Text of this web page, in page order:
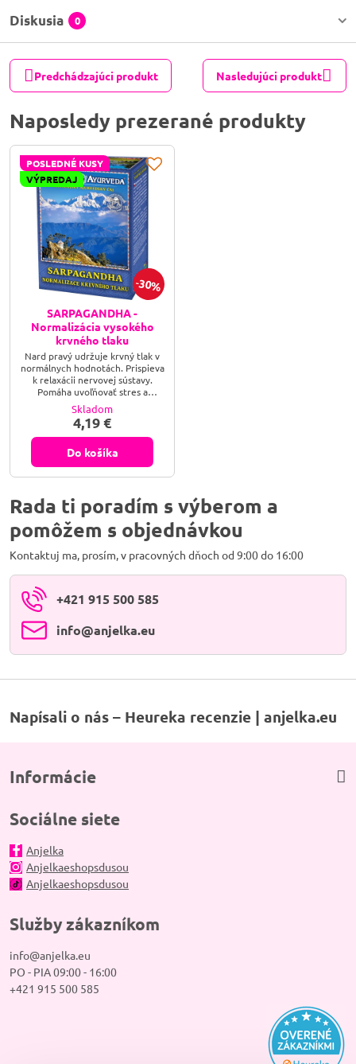
Diskusia 0
Predchádzajúci produkt Nasledujúci produkt
Naposledy prezerané produkty
30%
POSLEDNÉ KUSY
VÝPREDAJ
SARPAGANDHA -
Normalizácia vysokého
krvného tlaku
Nard pravý udržuje krvný tlak v
normálnych hodnotách. Prispieva
k relaxácii nervovej sústavy.
Pomáha uvoľňovať stres a
psychické napätie. Pupočník
ázijský​ priaznivo pôsobí na
činnosť kardiovaskulárneho
systému. Prospieva cievnej
sústave a duševnému zdraviu.
Skladom
4,19 €
Do košíka
Rada ti poradím s výberom a
pomôžem s objednávkou
Kontaktuj ma, prosím, v pracovných dňoch od 9:00 do 16:00
+421 915 500 585
info​@anjelka​.eu
Napísali o nás – Heureka recenzie | anjelka.eu
Informácie
Sociálne siete
Anjelka
Anjelkaeshopsdusou
Anjelkaeshopsdusou
Služby zákazníkom
info@anjelka.eu
PO - PIA 09:00 - 16:00
+421 915 500 585